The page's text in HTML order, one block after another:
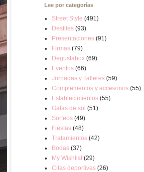
Lee por categorías
Street Style (491)
Desfiles (93)
Presentaciones (91)
Firmas (79)
Degustabox (69)
Eventos (66)
Jornadas y Talleres (59)
Complementos y accesorios (55)
Establecimientos (55)
Gafas de sol (51)
Sorteos (49)
Fiestas (48)
Tratamientos (42)
Bodas (37)
My Wishlist (29)
Citas deportivas (26)